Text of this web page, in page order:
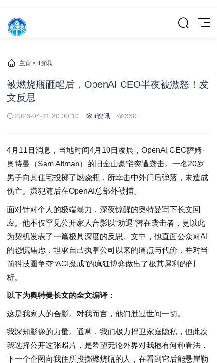
主页 > it资讯
被燃烧瓶砸醒后，OpenAI CEO半夜被激怒！发
文反思
2026-04-11 20:00:10 it资讯 330
4月11日消息，当地时间4月10日凌晨，OpenAI CEO萨姆·
奥特曼（Sam Altman）的旧金山豪宅突遭袭击。一名20岁
男子向其住宅投掷了燃烧瓶，所幸击中外门后弹落，未造成
伤亡。嫌犯随后在OpenAI总部外被捕。
面对针对个人的极端暴力，深夜惊醒的奥特曼写下长文回
应。他不仅罕见公开家人合影以“劝退”潜在袭击者，更以此
为契机发表了一篇极具深度的反思。文中，他直面公众对AI
的恐慌焦虑，坦承自己执掌公司以来的痛点与代价，并对当
前科技圈争夺“AGI魔戒”的疯狂博弈做出了极其犀利的剖
析。
以下为奥特曼长文的全文编译：
这是我家人的合影。对我而言，他们胜过世间一切。
我深知影像的力量。通常，我们极力捍卫家庭隐私，但此次
我选择公开这张照片，是希望无论外界对我抱有何种看法，
下一个企图向我住所投掷燃烧瓶的人，在看到它后能悬崖勒